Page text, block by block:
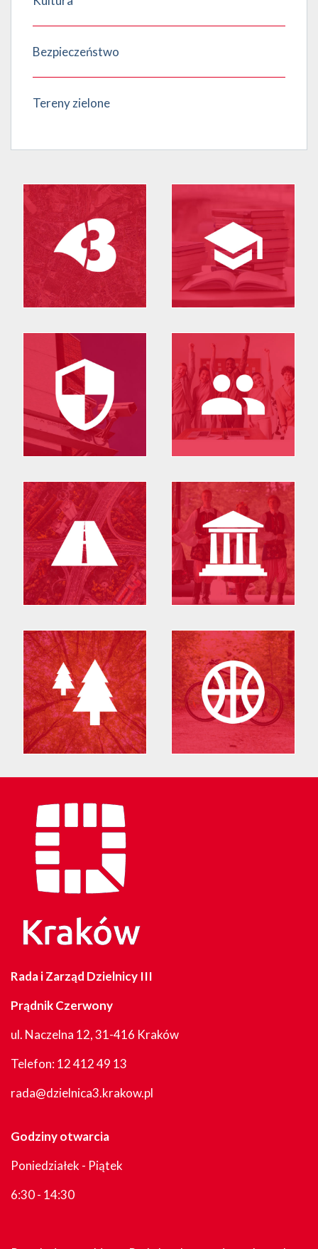
Bezpieczeństwo
Tereny zielone
Rada i Zarząd Dzielnicy III
Prądnik Czerwony
ul. Naczelna 12, 31-416 Kraków
Telefon:12 412 49 13
rada@dzielnica3.krakow.pl
Godziny otwarcia
Poniedziałek - Piątek
6:30 - 14:30